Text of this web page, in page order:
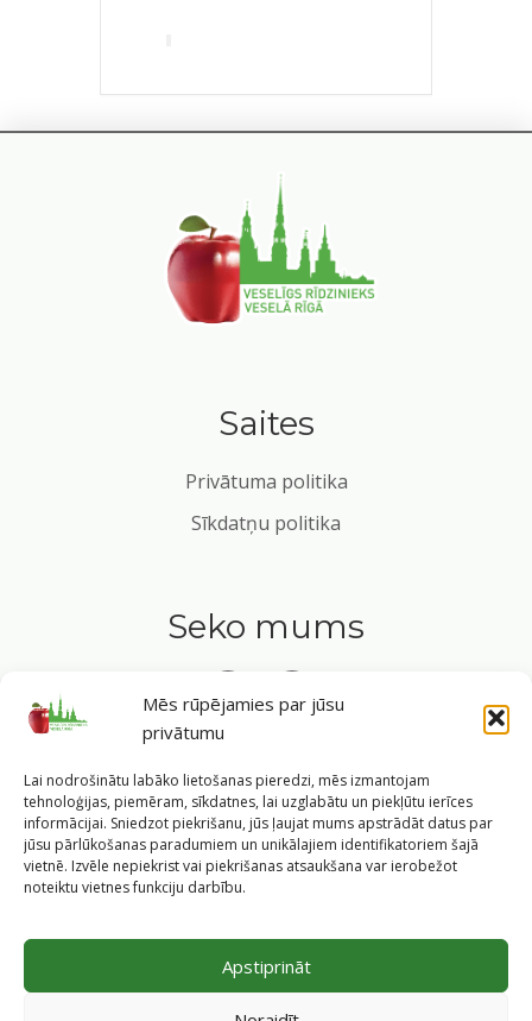
Mēs rūpējamies par jūsu
privātumu
Lai nodrošinātu labāko lietošanas pieredzi, mēs izmantojam
tehnoloģijas, piemēram, sīkdatnes, lai uzglabātu un piekļūtu ierīces
informācijai. Sniedzot piekrišanu, jūs ļaujat mums apstrādāt datus par
jūsu pārlūkošanas paradumiem un unikālajiem identifikatoriem šajā
vietnē. Izvēle nepiekrist vai piekrišanas atsaukšana var ierobežot
noteiktu vietnes funkciju darbību.
Apstiprināt
Saites
Privātuma politika
Sīkdatņu politika
Seko mums
©2026 Veselīgs rīdzinieks veselā Rīgā |Pārpublicējot
informāciju, atsauce uz Rīgas valstspilsētas pašvaldības
www.veseligsridzinieks.lv
Pašvaldības portālu administrē Rīgas valstspilsētas
pašvaldības Labklājības departaments (Rīga, Baznīcas iela